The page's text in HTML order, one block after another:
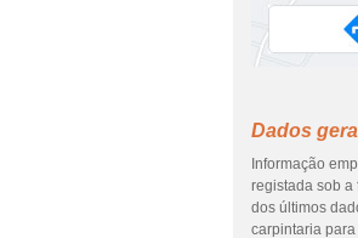
Dados
Informação
registada sob a
dos últimos
carpintaria